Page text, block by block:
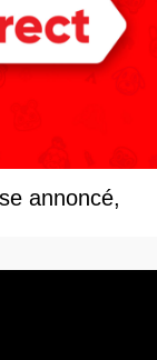
annoncé,